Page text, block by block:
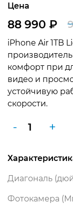
Цена
88 990 ₽
iPhone Air 1TB
комфорт при
видео и
устойчивую
скорости.
-
Количество
iPhone
Dual
eSIM
+
Диагональ
Фотокамера